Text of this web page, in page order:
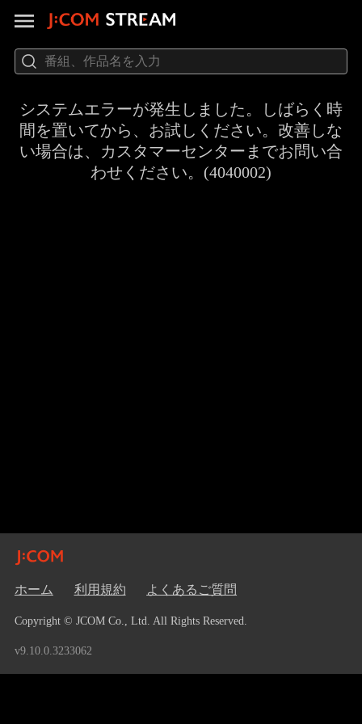
システムエラーが発生しました。しばらく時
間を置いてから、お試しください。改善しな
い場合は、カスタマーセンターまでお問い合
わせください。(4040002)
ホーム 利用規約 よくあるご質問
Copyright © JCOM Co., Ltd. All Rights Reserved.
v9.10.0.3233062